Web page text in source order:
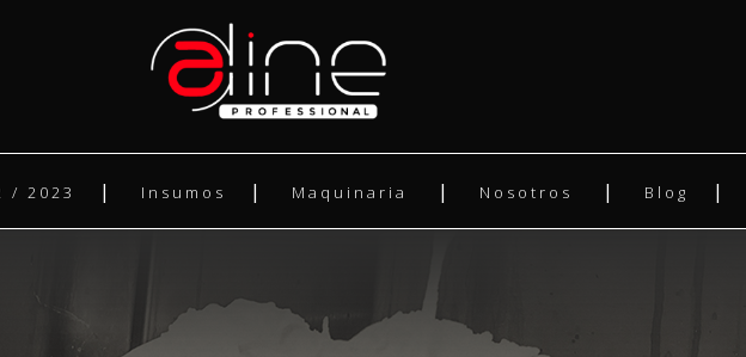
/ 2023 Insumos Maquinaria Nosotros Blog